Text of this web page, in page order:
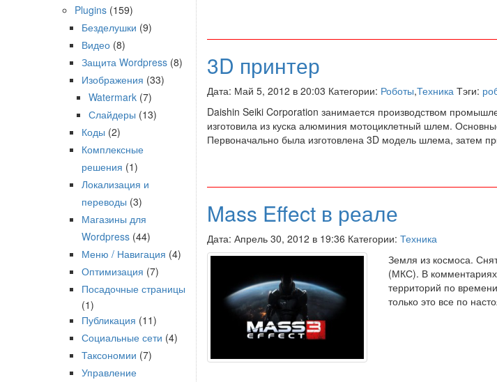
3D принтер
Дата: Май 5, 2012 в 20:03 Категории: Роботы,Техника Тэги:
Daishin Seiki Corporation занимается производством
изготовила из куска алюминия мотоциклетный шлем.
Первоначально была изготовлена 3D модель шлема, затем
Mass Effect в реале
Дата: Апрель 30, 2012 в 19:36 Категории: Техника
Земля из космоса.
(МКС). В комментариях
территорий по
только это все по
Plugins (159)
Безделушки (9)
Видео (8)
Защита Wordpress (8)
Изображения (33)
Watermark (7)
Слайдеры (13)
Коды (2)
Комплексные
решения (1)
Локализация и
переводы (3)
Магазины для
Wordpress (44)
Меню / Навигация (4)
Оптимизация (7)
Посадочные страницы
(1)
Публикация (11)
Социальные сети (4)
Таксономии (7)
Управление